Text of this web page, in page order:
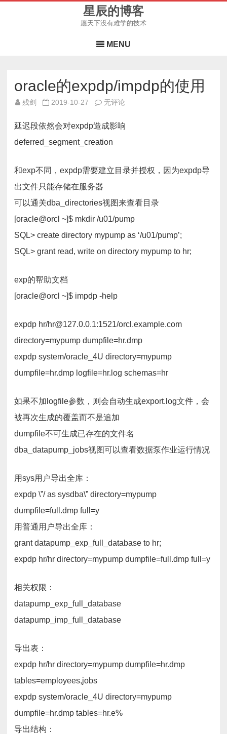
星辰的博客
愿天下没有难学的技术
to
content
MENU
oracle的expdp/impdp的使用
残剑 2019-10-27
oracle
的
使
无评论
延迟段依然会对expdp造成影响
deferred_segment_creation
和exp不同，expdp需要建立目录并授权，因为expdp导
出文件只能存储在服务器
可以通关dba_directories视图来查看目录
[oracle@orcl ~]$ mkdir /u01/pump
SQL> create directory mypump as ‘/u01/pump’;
SQL> grant read, write on directory mypump to hr;
exp的帮助文档
[oracle@orcl ~]$ impdp -help
expdp hr/hr@127.0.0.1:1521/orcl.example.com
directory=mypump dumpfile=hr.dmp
expdp system/oracle_4U directory=mypump
dumpfile=hr.dmp logfile=hr.log schemas=hr
如果不加logfile参数，则会自动生成export.log文件，会
被再次生成的覆盖而不是追加
dumpfile不可生成已存在的文件名
dba_datapump_jobs视图可以查看数据泵作业运行情况
用sys用户导出全库：
expdp \”/ as sysdba\” directory=mypump
dumpfile=full.dmp full=y
用普通用户导出全库：
grant datapump_exp_full_database to hr;
expdp hr/hr directory=mypump dumpfile=full.dmp full=y
相关权限：
datapump_exp_full_database
datapump_imp_full_database
导出表：
expdp hr/hr directory=mypump dumpfile=hr.dmp
tables=employees,jobs
expdp system/oracle_4U directory=mypump
dumpfile=hr.dmp tables=hr.e%
导出结构：